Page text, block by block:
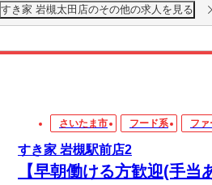
すき家 岩槻太田店のその他の求人を見る
さいたま市 フード系 ファ
すき家 岩槻駅前店2
【早朝働ける方歓迎(手